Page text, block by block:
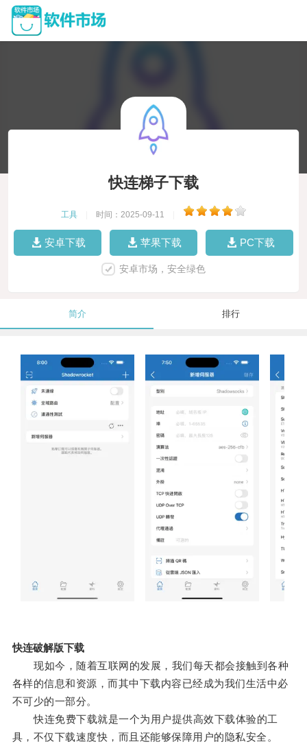
快连梯子下载
工具 时间：2025-09-11
安卓下载 苹果下载 PC下载
安卓市场，安全绿色
简介 排行
快连破解版下载
现如今，随着互联网的发展，我们每天都会接触到各种
各样的信息和资源，而其中下载内容已经成为我们生活中必
不可少的一部分。
快连免费下载就是一个为用户提供高效下载体验的工
具，不仅下载速度快，而且还能够保障用户的隐私安全。